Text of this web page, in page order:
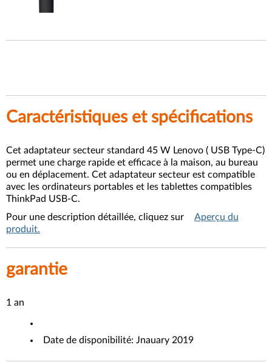
Caractéristiques et spécifications
Cet adaptateur secteur standard 45 W Lenovo ( USB Type-C)
permet une charge rapide et efficace à la maison, au bureau
ou en déplacement. Cet adaptateur secteur est compatible
avec les ordinateurs portables et les tablettes compatibles
ThinkPad USB-C.
Pour une description détaillée, cliquez sur
Aperçu du
produit.
garantie
1 an
Date de disponibilité: Jnauary 2019